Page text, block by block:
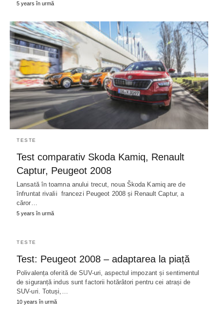
5 years în urmă
TESTE
Test comparativ Skoda Kamiq, Renault
Captur, Peugeot 2008
Lansată în toamna anului trecut, noua Škoda Kamiq are de
înfruntat rivalii francezi Peugeot 2008 și Renault Captur, a
căror…
5 years în urmă
TESTE
Test: Peugeot 2008 – adaptarea la piață
Polivalența oferită de SUV-uri, aspectul impozant și sentimentul
de siguranță indus sunt factorii hotărâtori pentru cei atrași de
SUV-uri. Totuși,…
10 years în urmă